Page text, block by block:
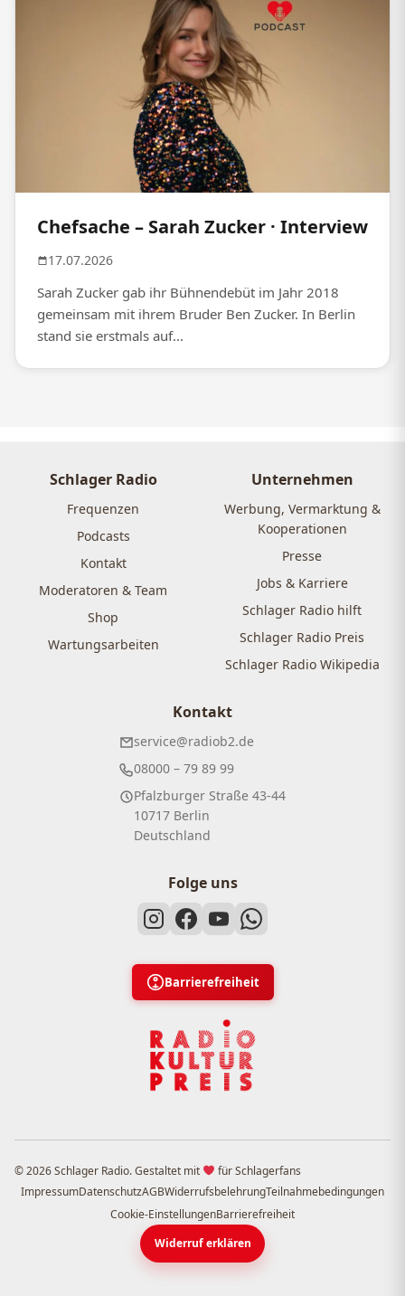
Chefsache – Sarah Zucker · Interview
17.07.2026
Sarah Zucker gab ihr Bühnendebüt im Jahr 2018
gemeinsam mit ihrem Bruder Ben Zucker. In Berlin
stand sie erstmals auf...
Schlager Radio
Frequenzen
Podcasts
Kontakt
Moderatoren & Team
Shop
Wartungsarbeiten
Unternehmen
Werbung, Vermarktung &
Kooperationen
Presse
Jobs & Karriere
Schlager Radio hilft
Schlager Radio Preis
Schlager Radio Wikipedia
Kontakt
service@radiob2.de
08000 – 79 89 99
Pfalzburger Straße 43-44
10717 Berlin
Deutschland
Folge uns
Barrierefreiheit
© 2026 Schlager Radio. Gestaltet mit
für Schlagerfans
ImpressumDatenschutzAGBWiderrufsbelehrungTeilnahmebedingungen
Cookie-EinstellungenBarrierefreiheit
Widerruf erklären